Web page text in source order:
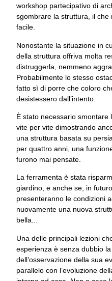
workshop partecipativo di
sgombrare la struttura, il
facile.
Nonostante la situazione in
della struttura offriva molta
distruggerla, nemmeno
Probabilmente lo stesso
fatto sì di porre che coloro
desistessero dall’intento.
È stato necessario
vite per vite dimostrando
una struttura basata su
per quattro anni, una
furono mai pensate.
La ferramenta è stata
giardino, e anche se, in
presenteranno le condizioni
nuovamente una nuova
bella...
Una delle principali lezioni
esperienza è senza dubbio
dell’osservazione della sua
parallelo con l’evoluzione